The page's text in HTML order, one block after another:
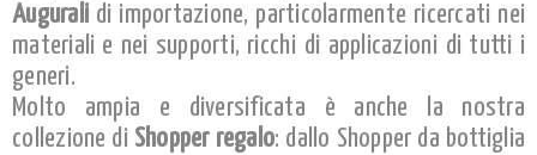
Augurali di importazione, particolarmente ricercati nei
materiali e nei supporti, ricchi di applicazioni di tutti i
generi.
Molto ampia e diversificata è anche la nostra
collezione di Shopper regalo: dallo Shopper da bottiglia